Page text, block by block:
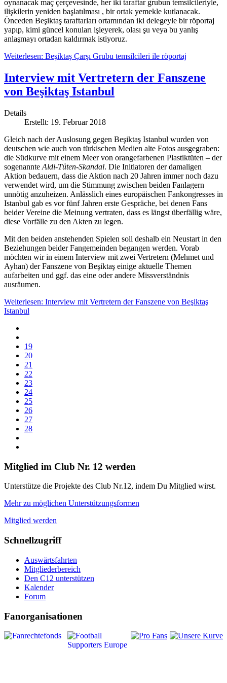
oynanacak maç çerçevesinde, her iki taraftar grubun temsilcileriyle,
ilişkilerin yeniden başlatılması , bir ortak yemekle kutlanacak.
Önceden Beşiktaş taraftarları ortamından iki delegeyle bir röportaj
yapıp, kimi güncel konuları işleyerek, olası şu veya bu yanlış
anlaşmayı ortadan kaldırmak istiyoruz.
Weiterlesen: Beşiktaş Çarşı Grubu temsilcileri ile röportaj
Interview mit Vertretern der Fanszene
von Beşiktaş Istanbul
Details
Erstellt: 19. Februar 2018
Gleich nach der Auslosung gegen Beşiktaş Istanbul wurden von
deutschen wie auch von türkischen Medien alte Fotos ausgegraben:
die Südkurve mit einem Meer von orangefarbenen Plastiktüten – der
sogenannte Aldi-Tüten-Skandal. Die Initiatoren der damaligen
Aktion bedauern, dass die Aktion nach 20 Jahren immer noch dazu
verwendet wird, um die Stimmung zwischen beiden Fanlagern
unnötig anzuheizen. Anlässlich eines europäischen Fankongresses in
Istanbul gab es vor fünf Jahren erste Gespräche, bei denen Fans
beider Vereine die Meinung vertraten, dass es längst überfällig wäre,
diese Vorfälle zu den Akten zu legen.
Mit den beiden anstehenden Spielen soll deshalb ein Neustart in den
Beziehungen beider Fangemeinden begangen werden. Vorab
möchten wir in einem Interview mit zwei Vertretern (Mehmet und
Ayhan) der Fanszene von Beşiktaş einige aktuelle Themen
aufarbeiten und ggf. das eine oder andere Missverständnis
ausräumen.
Weiterlesen: Interview mit Vertretern der Fanszene von Beşiktaş
Istanbul
19
20
21
22
23
24
25
26
27
28
Mitglied im Club Nr. 12 werden
Unterstütze die Projekte des Club Nr.12, indem Du Mitglied wirst.
Mehr zu möglichen Unterstützungsformen
Mitglied werden
Schnellzugriff
Auswärtsfahrten
Mitgliederbereich
Den C12 unterstützen
Kalender
Forum
Fanorganisationen